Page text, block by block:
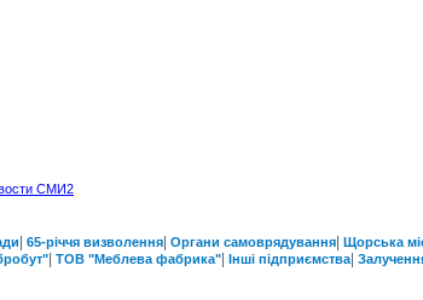
СМИ2
65-річчя визволення| Органи самоврядування| Щорська
ТОВ "Меблева фабрика" Інші підприємства|